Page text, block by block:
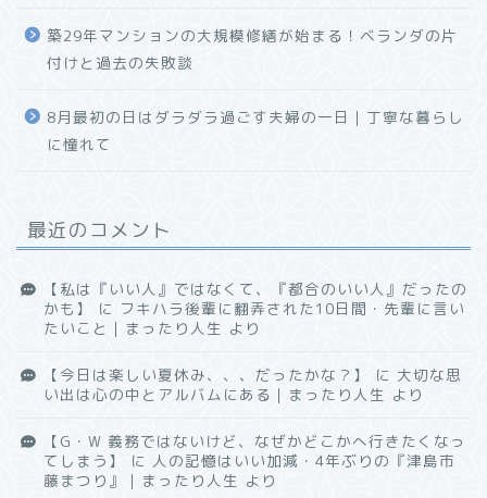
築29年マンションの大規模修繕が始まる！ベランダの片
付けと過去の失敗談
8月最初の日はダラダラ過ごす夫婦の一日｜丁寧な暮らし
に憧れて
最近のコメント
【私は『いい人』ではなくて、『都合のいい人』だったの
かも】
に フキハラ後輩に翻弄された10日間・先輩に言い
たいこと｜まったり人生 より
【今日は楽しい夏休み、、、だったかな？】 に 大切な思
い出は心の中とアルバムにある｜まったり人生 より
【G・W 義務ではないけど、なぜかどこかへ行きたくなっ
てしまう】
に 人の記憶はいい加減・4年ぶりの『津島市
藤まつり』｜まったり人生 より